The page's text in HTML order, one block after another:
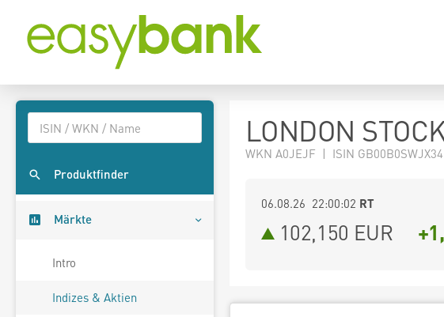
Produktfinder
Märkte
Intro
Indizes & Aktien
LONDON
WKN A0JEJF | ISIN
06.08.26 22:00:02 RT
102,150 EUR